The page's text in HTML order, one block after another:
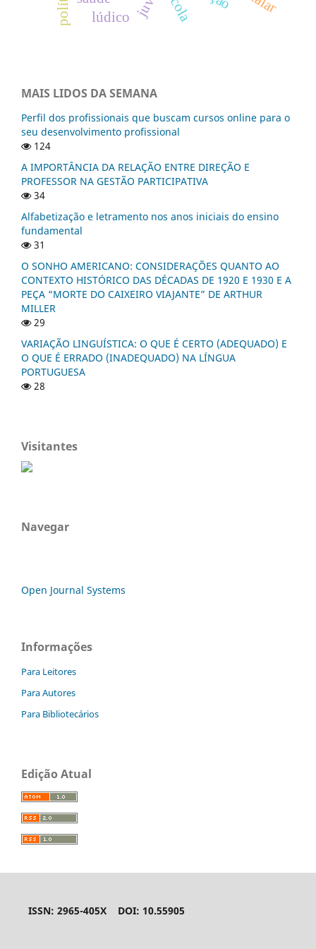
lúdico
MAIS LIDOS DA SEMANA
Perfil dos profissionais que buscam cursos online para o
seu desenvolvimento profissional
124
A IMPORTÂNCIA DA RELAÇÃO ENTRE DIREÇÃO E
PROFESSOR NA GESTÃO PARTICIPATIVA
34
Alfabetização e letramento nos anos iniciais do ensino
fundamental
31
O SONHO AMERICANO: CONSIDERAÇÕES QUANTO AO
CONTEXTO HISTÓRICO DAS DÉCADAS DE 1920 E 1930 E A
PEÇA “MORTE DO CAIXEIRO VIAJANTE” DE ARTHUR
MILLER
29
VARIAÇÃO LINGUÍSTICA: O QUE É CERTO (ADEQUADO) E
O QUE É ERRADO (INADEQUADO) NA LÍNGUA
PORTUGUESA
28
Visitantes
Navegar
Open Journal Systems
Informações
Para Leitores
Para Autores
Para Bibliotecários
Edição Atual
ISSN: 2965-405X DOI: 10.55905